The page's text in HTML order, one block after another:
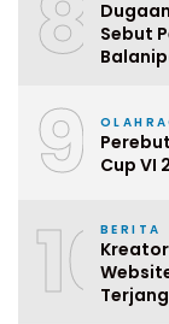
8
Sebut
9
Cup VI
10BERITA